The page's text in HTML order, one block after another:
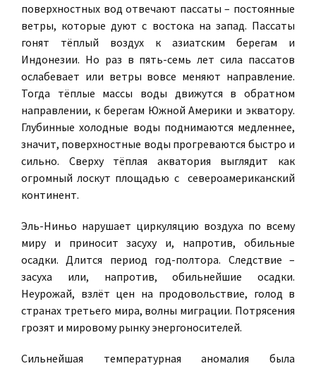
поверхностных вод отвечают пассаты – постоянные
ветры, которые дуют с востока на запад. Пассаты
гонят тёплый воздух к азиатским берегам и
Индонезии. Но раз в пять-семь лет сила пассатов
ослабевает или ветры вовсе меняют направление.
Тогда тёплые массы воды движутся в обратном
направлении, к берегам Южной Америки и экватору.
Глубинные холодные воды поднимаются медленнее,
значит, поверхностные воды прогреваются быстро и
сильно. Сверху тёплая акватория выглядит как
огромный лоскут площадью с североамериканский
континент.
Эль-Ниньо нарушает циркуляцию воздуха по всему
миру и приносит засуху и, напротив, обильные
осадки. Длится период год-полтора. Следствие –
засуха или, напротив, обильнейшие осадки.
Неурожай, взлёт цен на продовольствие, голод в
странах третьего мира, волны миграции. Потрясения
грозят и мировому рынку энергоносителей.
Сильнейшая температурная аномалия была